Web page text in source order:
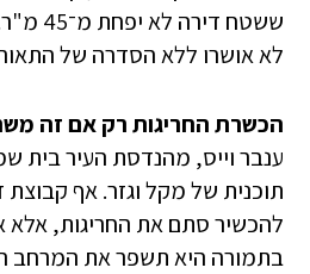
ששטח
לא אושרו ללא הסדרה של
הכשרת החריגות רק אם זה
ענבר וייס, מהנדסת העיר בית
תוכנית של מקל וגזר. אף קבוצת
להכשיר סתם את החריגות, אלא
בתמורה היא תשפר את המרחב